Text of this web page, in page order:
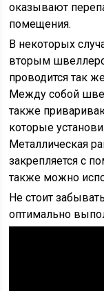
оказывают
помещения.
В некоторых
вторым
проводится так
Между собой
также
которые
Металлическая
закрепляется с
также можно
Не стоит
оптимально